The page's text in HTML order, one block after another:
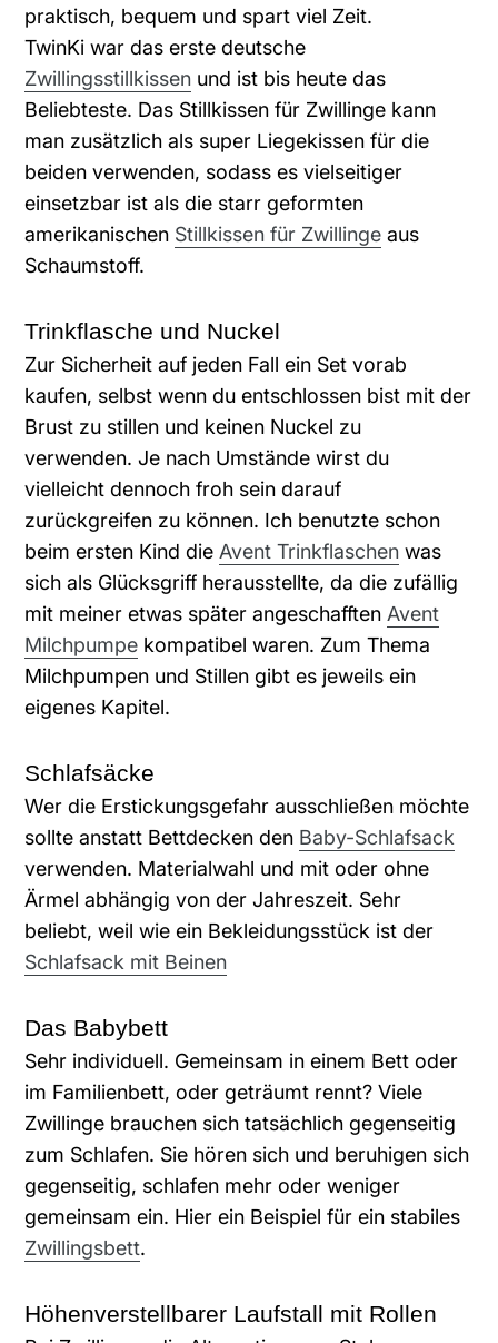
praktisch, bequem und spart viel Zeit.
TwinKi war das erste deutsche
Zwillingsstillkissen und ist bis heute das
Beliebteste. Das Stillkissen für Zwillinge kann
man zusätzlich als super Liegekissen für die
beiden verwenden, sodass es vielseitiger
einsetzbar ist als die starr geformten
amerikanischen Stillkissen für Zwillinge aus
Schaumstoff.
Trinkflasche und Nuckel
Zur Sicherheit auf jeden Fall ein Set vorab
kaufen, selbst wenn du entschlossen bist mit der
Brust zu stillen und keinen Nuckel zu
verwenden. Je nach Umstände wirst du
vielleicht dennoch froh sein darauf
zurückgreifen zu können. Ich benutzte schon
beim ersten Kind die Avent Trinkflaschen was
sich als Glücksgriff herausstellte, da die zufällig
mit meiner etwas später angeschafften Avent
Milchpumpe kompatibel waren. Zum Thema
Milchpumpen und Stillen gibt es jeweils ein
eigenes Kapitel.
Schlafsäcke
Wer die Erstickungsgefahr ausschließen möchte
sollte anstatt Bettdecken den Baby-Schlafsack
verwenden. Materialwahl und mit oder ohne
Ärmel abhängig von der Jahreszeit. Sehr
beliebt, weil wie ein Bekleidungsstück ist der
Schlafsack mit Beinen
Das Babybett
Sehr individuell. Gemeinsam in einem Bett oder
im Familienbett, oder geträumt rennt? Viele
Zwillinge brauchen sich tatsächlich gegenseitig
zum Schlafen. Sie hören sich und beruhigen sich
gegenseitig, schlafen mehr oder weniger
gemeinsam ein. Hier ein Beispiel für ein stabiles
Zwillingsbett.
Höhenverstellbarer Laufstall mit Rollen